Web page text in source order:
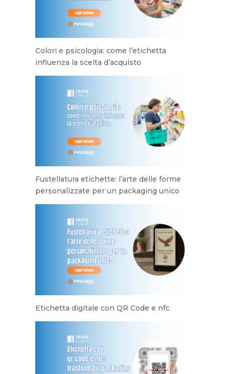
Colori e psicologia: come l’etichetta
influenza la scelta d’acquisto
Fustellatura etichette: l’arte delle forme
personalizzate per un packaging unico
Etichetta digitale con QR Code e nfc